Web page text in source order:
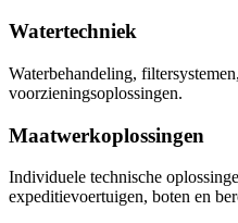
Watertechniek
Waterbehandeling,
voorzieningsoplossingen.
Maatwerkoplossingen
Individuele technische
expeditievoertuigen, boten en